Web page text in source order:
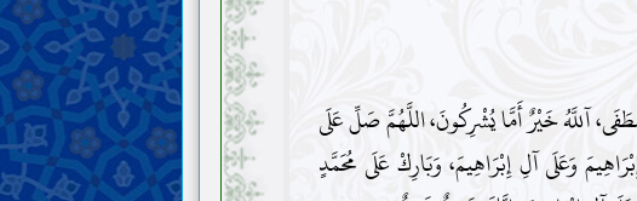
آللَّهُ خَيْرٌ أَمَّا يُشْرِكُونَ، اللَّهُمَّ صَلِّ عَلَى
وَعَلَى آلِ إِبْرَاهِيمَ، وَبَارِكْ عَلَى مُحَمَّدٍ